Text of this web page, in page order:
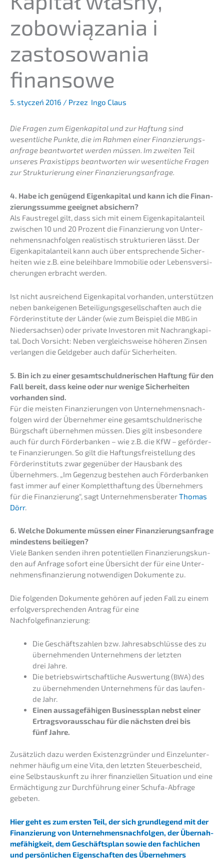
zobowią­za­nia i
zasto­so­wa­nia
finansowe
5. styczeń 2016 / Przez Ingo Claus
Die Fragen zum Eigen­ka­pi­tal und zur Haftung sind
wesent­li­che Punkte, die im Rahmen einer Finan­zie­rungs­
an­fra­ge beant­wor­tet werden müssen. Im zweiten Teil
unseres Praxis­tipps beant­wor­ten wir wesent­li­che Fragen
zur Struk­tu­rie­rung einer Finanzierungsanfrage.
4. Habe ich genügend Eigen­ka­pi­tal und kann ich die Finan­
zie­rungs­sum­me geeig­net absichern?
Als Faust­re­gel gilt, dass sich mit einem Eigen­ka­pi­tal­an­teil
zwischen 10 und 20 Prozent die Finan­zie­rung von Unter­
neh­mens­nach­fol­gen realis­tisch struk­tu­rie­ren lässt. Der
Eigen­ka­pi­tal­an­teil kann auch über entspre­chen­de Sicher­
hei­ten wie z.B. eine beleih­ba­re Immobi­lie oder Lebens­ver­si­
che­run­gen erbracht werden.
Ist nicht ausrei­chend Eigen­ka­pi­tal vorhan­den, unter­stüt­zen
neben bankei­ge­nen Betei­li­gungs­ge­sell­schaf­ten auch die
Förder­insti­tu­te der Länder (wie zum Beispiel die MBG in
Nieder­sach­sen) oder priva­te Inves­to­ren mit Nachrang­ka­pi­
tal. Doch Vorsicht: Neben vergleichs­wei­se höheren Zinsen
verlan­gen die Geldge­ber auch dafür Sicherheiten.
5. Bin ich zu einer gesamt­schuld­ne­ri­schen Haftung für den
Fall bereit, dass keine oder nur wenige Sicher­hei­ten
vorhan­den sind.
Für die meisten Finan­zie­run­gen von Unter­neh­mens­nach­
fol­gen wird der Überneh­mer eine gesamt­schuld­ne­ri­sche
Bürgschaft überneh­men müssen. Dies gilt insbe­son­de­re
auch für durch Förder­ban­ken – wie z.B. die KfW – geför­der­
te Finan­zie­run­gen. So gilt die Haftungs­frei­stel­lung des
Förder­insti­tuts zwar gegen­über der Hausbank des
Überneh­mers. „Im Gegen­zug bestehen auch Förder­ban­ken
fast immer auf einer Komplett­haf­tung des Überneh­mers
für die Finan­zie­rung“, sagt Unter­neh­mens­be­ra­terThomas
Dörr.
6. Welche Dokumen­te müssen einer Finan­zie­rungs­an­fra­ge
mindes­tens beiliegen?
Viele Banken senden ihren poten­ti­el­len Finan­zie­rungs­kun­
den auf Anfra­ge sofort eine Übersicht der für eine Unter­
neh­mens­fi­nan­zie­rung notwen­di­gen Dokumen­te zu.
Die folgen­den Dokumen­te gehören auf jeden Fall zu einem
erfolg­ver­spre­chen­den Antrag für eine
Nachfolgefinanzierung:
Die Geschäfts­zah­len bzw. Jahres­ab­schlüs­se des zu
überneh­men­den Unter­neh­mens der letzten
drei Jahre.
Die betriebs­wirt­schaft­li­che Auswer­tung (BWA) des
zu überneh­men­den Unter­neh­mens für das laufen­
de Jahr.
Einen aussa­ge­fä­hi­gen Business­plan nebst einer
Ertrags­vor­aus­schau für die nächs­ten drei bis
fünf Jahre.
Zusätz­lich dazu werden Existenz­grün­der und Einzel­un­ter­
neh­mer häufig um eine Vita, den letzten Steuer­be­scheid,
eine Selbst­aus­kunft zu ihrer finan­zi­el­len Situa­ti­on und eine
Ermäch­ti­gung zur Durch­füh­rung einer Schufa-Abfra­ge
gebeten.
Hier geht es zum ersten Teil, der sich grund­le­gend mit der
Finan­zie­rung von Unter­neh­mens­nach­fol­gen, der Übernah­
me­fä­hig­keit, dem Geschäfts­plan sowie den fachli­chen
und persön­li­chen Eigen­schaf­ten des Überneh­mers